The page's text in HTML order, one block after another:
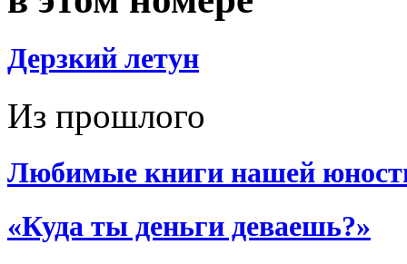
Дерзкий летун
Из прошлого
Любимые книги нашей
«Куда ты деньги деваешь?»